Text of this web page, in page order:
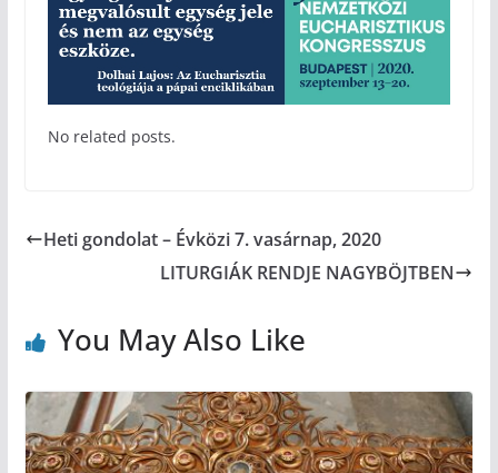
No related posts.
Heti gondolat – Évközi 7. vasárnap, 2020
LITURGIÁK RENDJE NAGYBÖJTBEN
You May Also Like